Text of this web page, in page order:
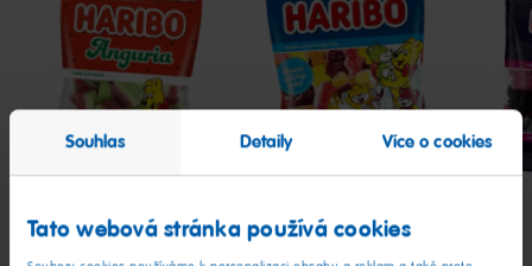
Souhlas Detaily Více o cookies
Tato webová stránka používá cookies
Anguria Milchbären